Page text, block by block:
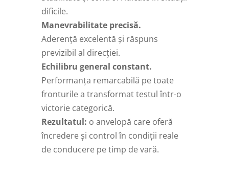
dificile.
Manevrabilitate precisă.
Aderență excelentă și răspuns
previzibil al direcției.
Echilibru general constant.
Performanța remarcabilă pe toate
fronturile a transformat testul într-o
victorie categorică.
Rezultatul: o anvelopă care oferă
încredere și control în condiții reale
de conducere pe timp de vară.